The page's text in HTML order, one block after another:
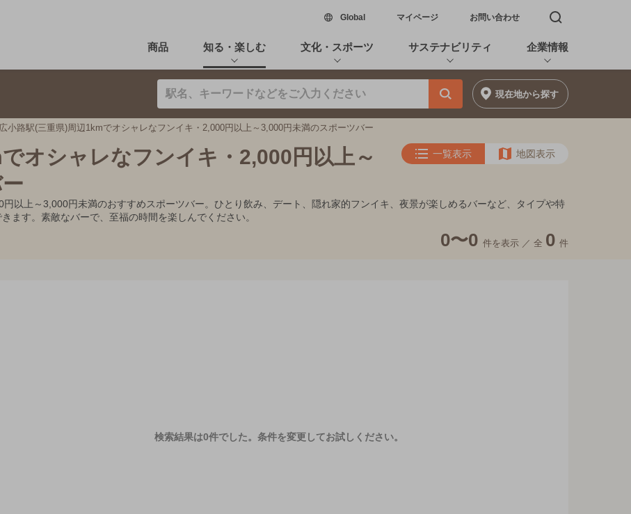
Global新しいウィンドウで開く
マイページ お問い合わせ 検索窓を開く
商品 知る・楽しむ 文化・スポーツ サステナビリティ 企業情報
現在地から探す
広小路駅(三重県)周辺1kmでオシャレなフンイキ・2,000円以上～3,000円未満のスポーツバー
オシャレなフンイキ・2,000円以上～
一覧表示 地図表示
以上～3,000円未満のおすすめスポーツバー。ひとり飲み、デート、隠れ家的フンイキ、夜景が楽しめるバーなど、タイプや特
ます。素敵なバーで、至福の時間を楽しんでください。
0〜0 件を表示 ／ 全 0 件
検索結果は0件でした。 条件を変更してお試しください。